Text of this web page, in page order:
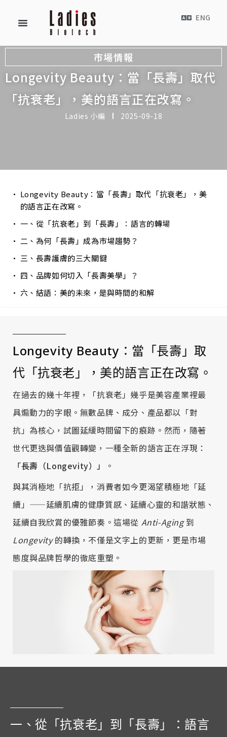
ENG
市場情報
Longevity Beauty：當「長壽」取代
「抗衰老」，美的語言正在改寫。
Ladies 小編 2025-09-18
Longevity Beauty：當「長壽」取代「抗衰老」，美
的語言正在改寫。
一、從「抗衰老」到「長壽」：語言的轉場
二、為何「長壽」成為市場趨勢？
三、長壽護膚的三大關鍵
四、品牌如何切入「長壽美學」？
六、結語：美的未來，是與時間的和解
Longevity Beauty：當「長壽」取
代「抗衰老」，美的語言正在改寫。
在過去的幾十年裡，「抗衰老」幾乎是美容產業裡最
具煽動力的字眼。無數品牌、成分、產品都以「對
抗」為核心，試圖延緩時間留下的痕跡。然而，隨著
世代更迭與價值觀轉變，一種全新的語言正在浮現：
「長壽（Longevity）」
。
與其消極地「抗拒」，消費者如今更渴望積極地「延
續」——延續肌膚的健康質感、延續心靈的和諧狀態、
延續自我欣賞的優雅節奏。這場從 Anti-Aging到
Longevity的轉換，不僅是文字上的更新，更是市場
態度與品牌哲學的徹底重塑。
一、從「抗衰老」到「長壽」：語言